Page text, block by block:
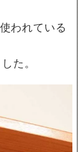
われている
た。